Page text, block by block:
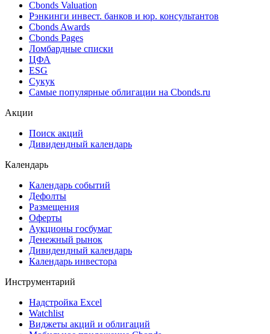
Cbonds Valuation
Рэнкинги инвест. банков и юр. консультантов
Cbonds Awards
Cbonds Pages
Ломбардные списки
ЦФА
ESG
Сукук
Самые популярные облигации на Cbonds.ru
Акции
Поиск акций
Дивидендный календарь
Календарь
Календарь событий
Дефолты
Размещения
Оферты
Аукционы госбумаг
Денежный рынок
Дивидендный календарь
Календарь инвестора
Инструментарий
Надстройка Excel
Watchlist
Виджеты акций и облигаций